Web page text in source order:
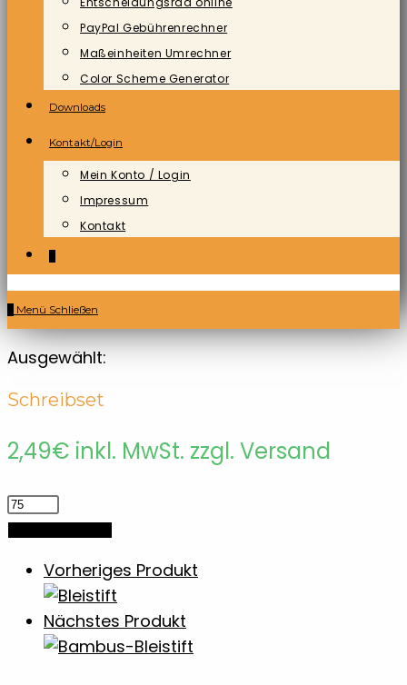
PayPal Gebührenrechner
Maßeinheiten Umrechner
Color Scheme Generator
Downloads
Kontakt/Login
Mein Konto / Login
Impressum
Kontakt
Menü Schließen
Ausgewählt:
Schreibset
2,49€ inkl. MwSt. zzgl. Versand
Schreibset
Menge
Vorheriges Produkt
Nächstes Produkt